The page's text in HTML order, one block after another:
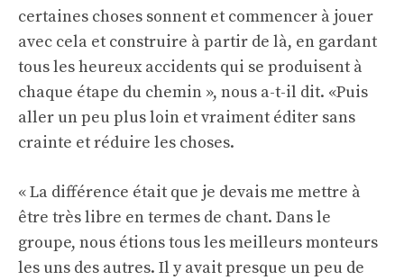
certaines choses sonnent et commencer à jouer
avec cela et construire à partir de là, en gardant
tous les heureux accidents qui se produisent à
chaque étape du chemin », nous a-t-il dit. «Puis
aller un peu plus loin et vraiment éditer sans
crainte et réduire les choses.
« La différence était que je devais me mettre à
être très libre en termes de chant. Dans le
groupe, nous étions tous les meilleurs monteurs
les uns des autres. Il y avait presque un peu de